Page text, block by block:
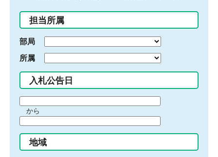
入
力
担当所属
部局
所属
入札公告日
間
始
り
から
間
終
地域